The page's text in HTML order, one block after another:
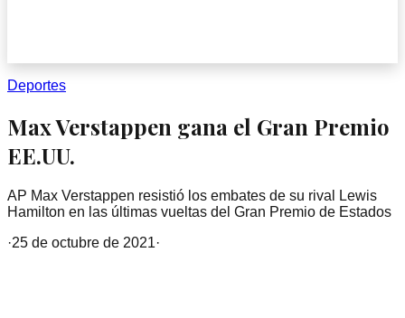
Deportes
Max Verstappen gana el Gran Premio
EE.UU.
AP Max Verstappen resistió los embates de su rival Lewis
Hamilton en las últimas vueltas del Gran Premio de Estados
·25 de octubre de 2021·